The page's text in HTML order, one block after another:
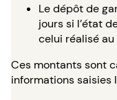
Le dépôt de
jours si l’état
celui réalisé
Ces montants sont
informations saisies